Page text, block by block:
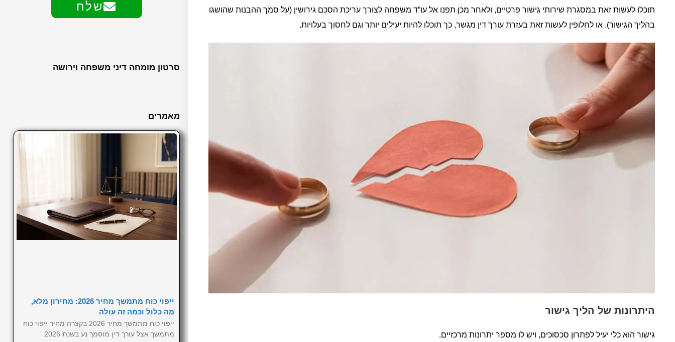
תוכלו לעשות זאת במסגרת שירותי גישור פרטיים, ולאחר מכן תפנו אל עו“ד משפחה לצורך עריכת הסכם גירושין (על סמך ההבנות שהושגו
בהליך הגישור). או לחלופין לעשות זאת בעזרת עורך דין מגשר, כך תוכלו להיות יעילים יותר וגם לחסוך בעלויות.
היתרונות של הליך גישור
גישור הוא כלי יעיל לפתרון סכסוכים, ויש לו מספר יתרונות מרכזיים.
שלח
סרטון מומחה דיני משפחה וירושה
מאמרים
ייפוי כוח מתמשך מחיר 2026: מחירון מלא,
מה כלול וכמה זה עולה
ייפוי כוח מתמשך מחיר 2026 בקצרה מחיר ייפוי כוח
מתמשך אצל עורך דין מוסמך נע בשנת 2026